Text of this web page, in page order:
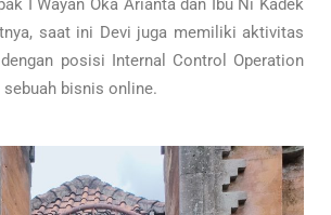
I Wayan Oka Arianta dan Ibu Ni Kadek
saat ini Devi juga memiliki aktivitas
posisi Internal Control Operation
bisnis online.